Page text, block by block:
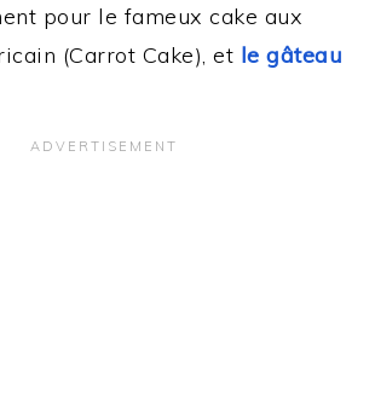
pour le fameux cake aux
(Carrot Cake), et le gâteau